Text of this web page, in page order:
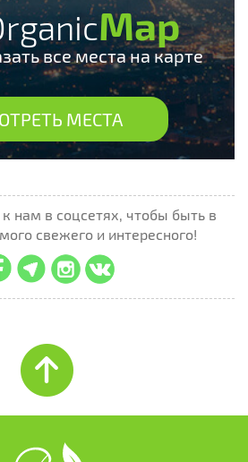
Map
все места на карте
МЕСТА
нам в соцсетях, чтобы быть в
свежего и интересного!